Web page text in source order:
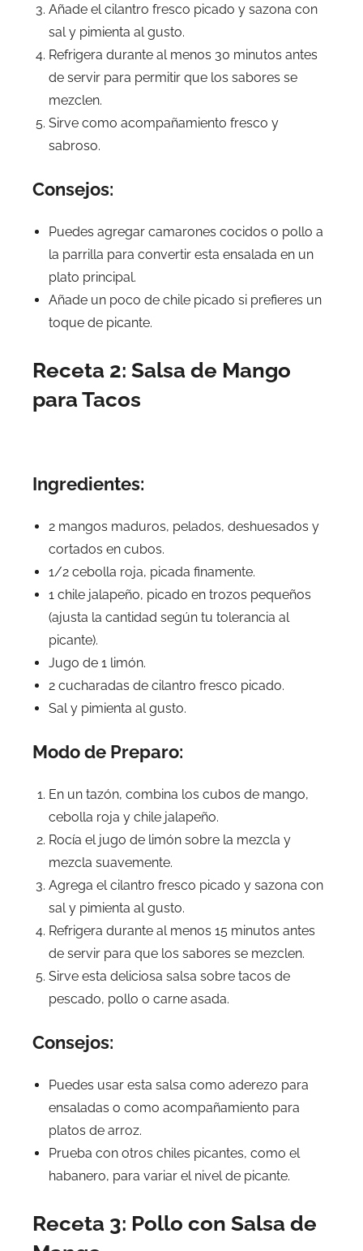
Añade el cilantro fresco picado y sazona con
sal y pimienta al gusto.
Refrigera durante al menos 30 minutos antes
de servir para permitir que los sabores se
mezclen.
Sirve como acompañamiento fresco y
sabroso.
Consejos:
Puedes agregar camarones cocidos o pollo a
la parrilla para convertir esta ensalada en un
plato principal.
Añade un poco de chile picado si prefieres un
toque de picante.
Receta 2: Salsa de Mango
para Tacos
Ingredientes:
2 mangos maduros, pelados, deshuesados y
cortados en cubos.
1/2 cebolla roja, picada finamente.
1 chile jalapeño, picado en trozos pequeños
(ajusta la cantidad según tu tolerancia al
picante).
Jugo de 1 limón.
2 cucharadas de cilantro fresco picado.
Sal y pimienta al gusto.
Modo de Preparo:
En un tazón, combina los cubos de mango,
cebolla roja y chile jalapeño.
Rocía el jugo de limón sobre la mezcla y
mezcla suavemente.
Agrega el cilantro fresco picado y sazona con
sal y pimienta al gusto.
Refrigera durante al menos 15 minutos antes
de servir para que los sabores se mezclen.
Sirve esta deliciosa salsa sobre tacos de
pescado, pollo o carne asada.
Consejos:
Puedes usar esta salsa como aderezo para
ensaladas o como acompañamiento para
platos de arroz.
Prueba con otros chiles picantes, como el
habanero, para variar el nivel de picante.
Receta 3: Pollo con Salsa de